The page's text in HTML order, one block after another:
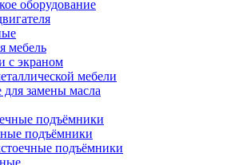
оборудование
мебель
с экраном
мебели
замены масла
подъёмники
подъёмники
подъёмники